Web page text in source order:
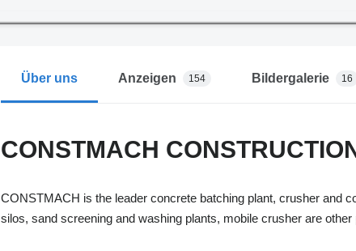
Über uns Anzeigen 154 Bildergalerie 16
CONSTMACH
CONSTMACH is the leader concrete batching plant, crusher and
silos, sand screening and washing plants, mobile crusher are